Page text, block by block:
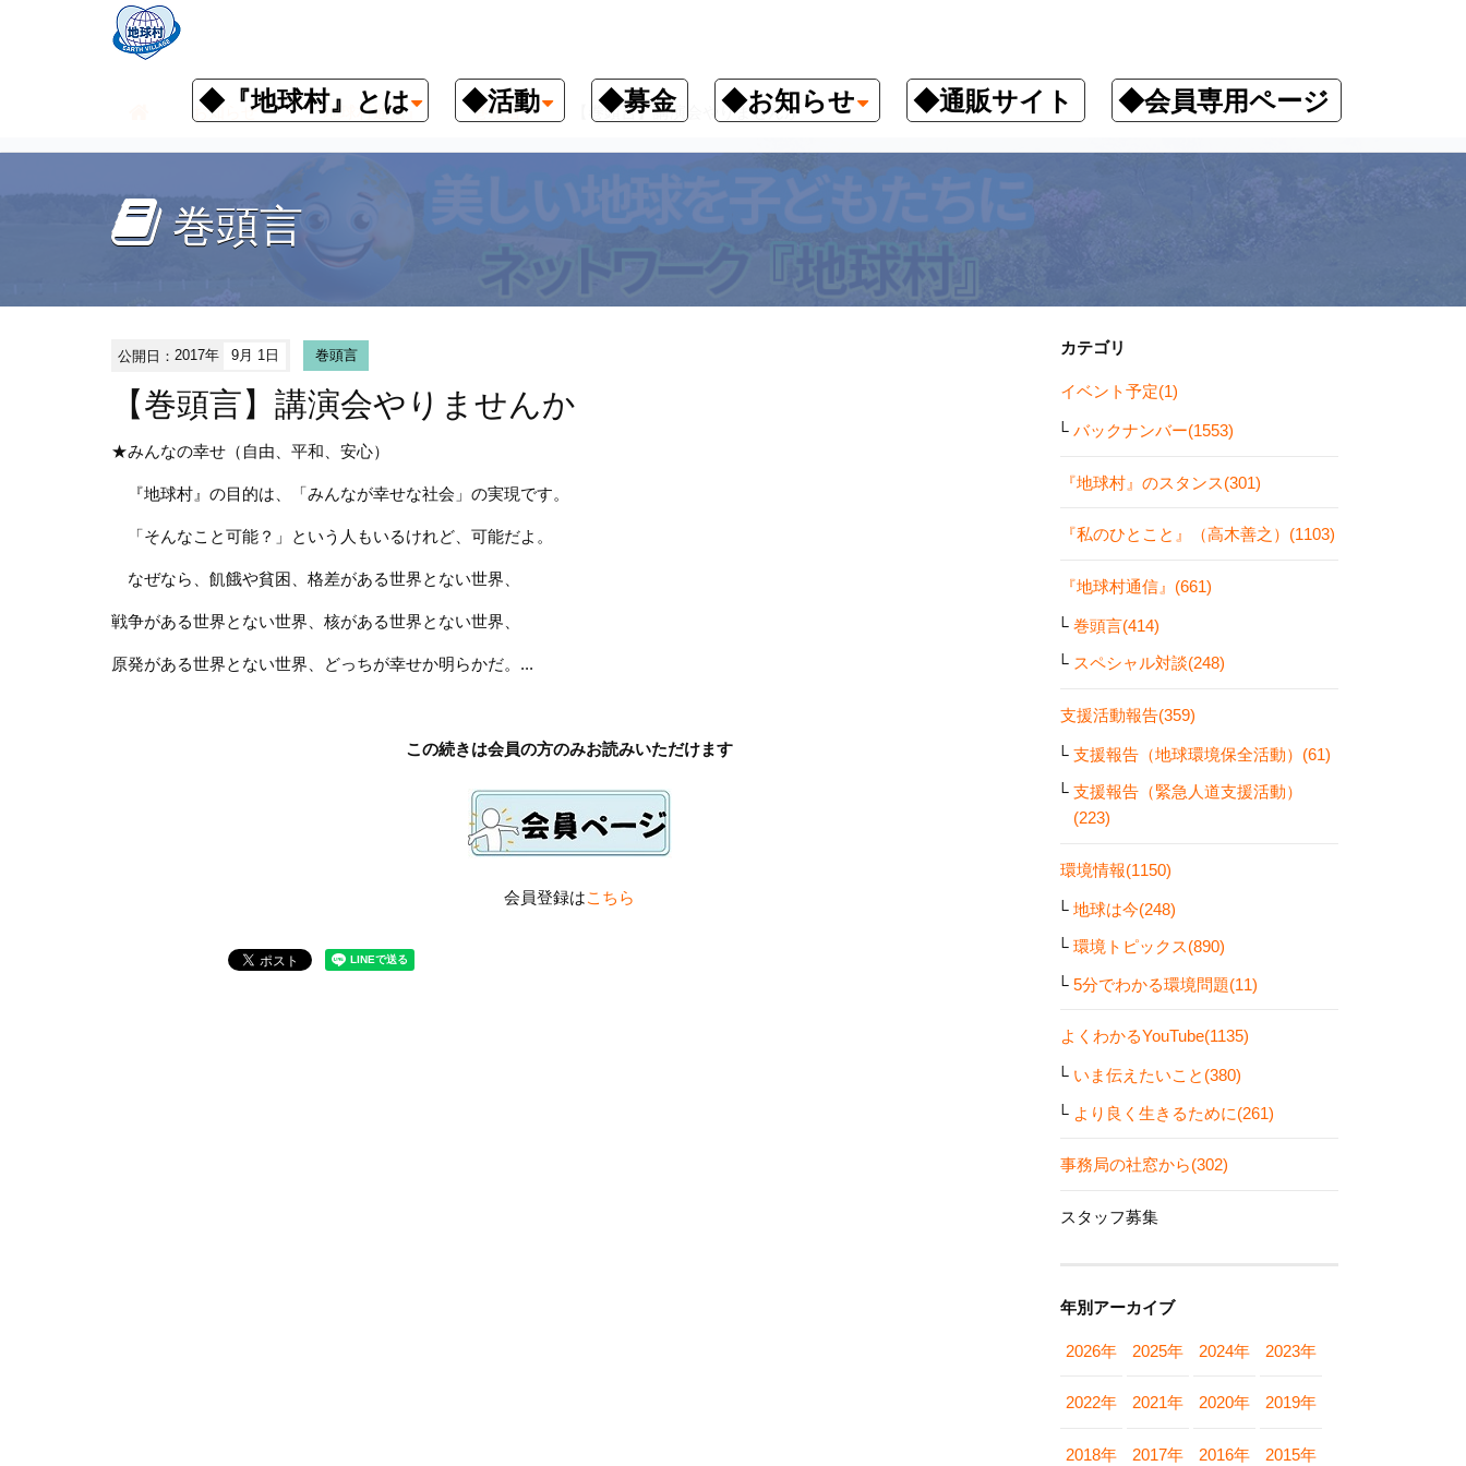
◆『地球村』とは ◆活動 ◆募金 ◆お知らせ ◆通販サイト ◆会員専用ページ
お知らせ 『地球村通信』 巻頭言 【巻頭言】講演会やりませんか
巻頭言
公開日：2017年 9月 1日 巻頭言
【巻頭言】講演会やりませんか
★みんなの幸せ（自由、平和、安心）
『地球村』の目的は、「みんなが幸せな社会」の実現です。
「そんなこと可能？」という人もいるけれど、可能だよ。
なぜなら、飢餓や貧困、格差がある世界とない世界、
戦争がある世界とない世界、核がある世界とない世界、
原発がある世界とない世界、どっちが幸せか明らかだ。...
この続きは会員の方のみお読みいただけます
会員登録はこちら
カテゴリ
イベント予定(1)
バックナンバー(1553)
『地球村』のスタンス(301)
『私のひとこと』（高木善之）(1103)
『地球村通信』(661)
巻頭言(414)
スペシャル対談(248)
支援活動報告(359)
支援報告（地球環境保全活動）(61)
支援報告（緊急人道支援活動）
(223)
環境情報(1150)
地球は今(248)
環境トピックス(890)
5分でわかる環境問題(11)
よくわかるYouTube(1135)
いま伝えたいこと(380)
より良く生きるために(261)
事務局の社窓から(302)
スタッフ募集
年別アーカイブ
2026年 2025年 2024年 2023年
2022年 2021年 2020年 2019年
2018年 2017年 2016年 2015年